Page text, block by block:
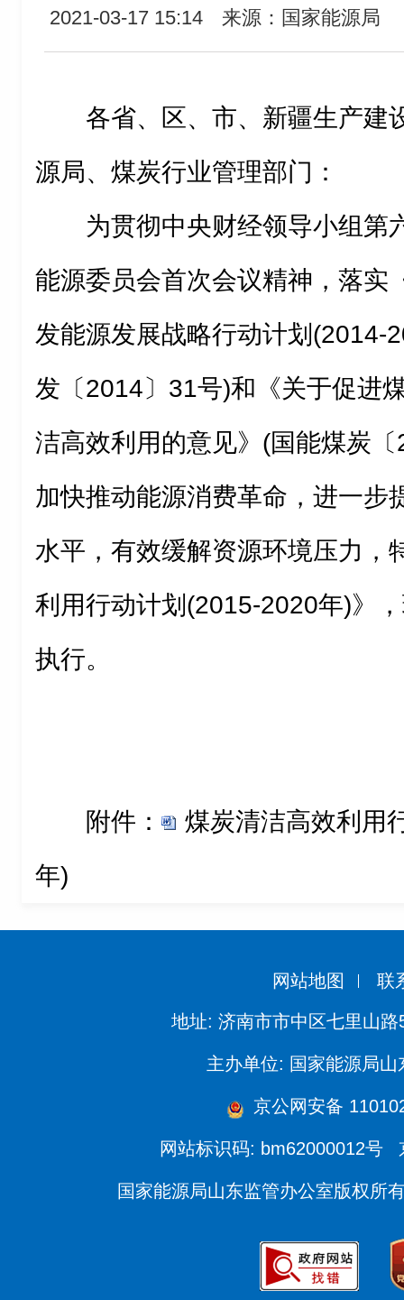
2021-03-17 15:14 来源：国家能源局
各省、区、市、新疆生产建
源局、煤炭行业管理部门：
为贯彻中央财经领导小组第
能源委员会首次会议精神，落实
发能源发展战略行动计划(2014-
发〔2014〕31号)和《关于促进
洁高效利用的意见》(国能煤炭
加快推动能源消费革命，进一步
水平，有效缓解资源环境压力，
利用行动计划(2015-2020年)》
执行。
附件：
煤炭清洁高效利用
年)
网站地图 联
地址: 济南市市中区七里山路
主办单位: 国家能源局山
京公网安备
网站标识码: bm62000012号
国家能源局山东监管办公室版权所